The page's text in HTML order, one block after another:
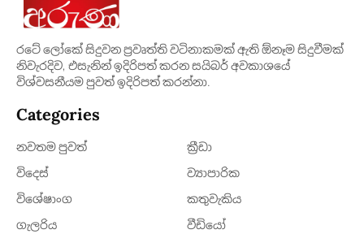
රටේ ලෝකේ සිදුවන ප්‍රවෘත්ති වටිනාකමක් ඇති ඕනෑම සිදුවීමක්
නිවැරදිව, එසැනින් ඉදිරිපත් කරන සයිබර් අවකාශයේ
විශ්වසනීයම පුවත් ඉදිරිපත් කරන්නා.
Categories
නවතම පුවත්
ක්‍රී​ඩා
විදෙස්
ව්‍යාපාරික
විශේෂාංග
කතුවැකිය
ගැලරිය
වීඩියෝ